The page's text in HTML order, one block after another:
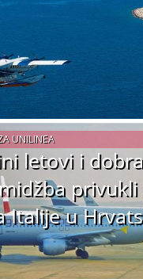
letovi i dobra
privukli
Italije u
UNILINEA